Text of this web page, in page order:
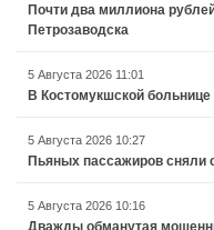
Почти два миллиона
Петрозаводска
5 Августа 2026 11:01
В Костомукшской больнице
5 Августа 2026 10:27
Пьяных пассажиров сняли
5 Августа 2026 10:16
Дважды обманутая